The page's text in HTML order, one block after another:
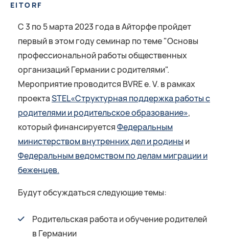
EITORF
С 3 по 5 марта 2023 года в Айторфе пройдет
первый в этом году семинар по теме "Основы
профессиональной работы общественных
организаций Германии с родителями".
Мероприятие проводится BVRE e. V. в рамках
проектаSTEL«Структурная поддержка работы с
родителями и родительское образование»,
который финансируетсяФедеральным
министерством внутренних дел и родины и
Федеральным ведомством по делам миграции и
беженцев.
Будут обсуждаться следующие темы:
Родительская работа и обучение родителей
в Германии